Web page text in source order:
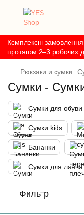
Комплексні
протягом 2–3 робочих
Рюкзаки и сумки
Сумки -
Сумки для обуви
Сумки kids
Бананки
Сумки для ланча
Фильтр